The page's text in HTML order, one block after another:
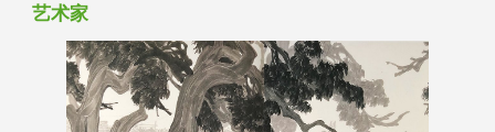
艺术家